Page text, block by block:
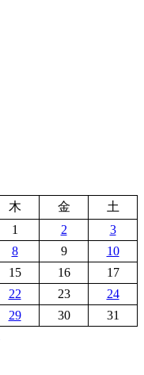
木 金
土
1
2
3
8 9
10
15 16
17
22 23
24
29 30
31